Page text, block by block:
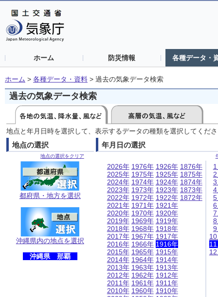
ホーム 防災情報 各種データ・
ホーム > 各種データ・資料 > 過去の気象データ検索
過去の気象データ検索
地点と年月日時を選択して、表示するデータの種類を選択してくだ
地点の選択
地点の選択をクリア
都府県・地方を選択
沖縄県内の地点を選択
沖縄県 那覇
年月日の選択
2026年
2025年
2024年
2023年
2022年
2021年
2020年
2019年
2018年
2017年
2016年
2015年
2014年
2013年
2012年
2011年
2010年
1976年
1975年
1974年
1973年
1972年
1971年
1970年
1969年
1968年
1967年
1966年
1965年
1964年
1963年
1962年
1961年
1960年
1926年
1925年
1924年
1923年
1922年
1921年
1920年
1919年
1918年
1917年
1916年
1915年
1914年
1913年
1912年
1911年
1910年
1876年
1875年
1874年
1873年
1872年